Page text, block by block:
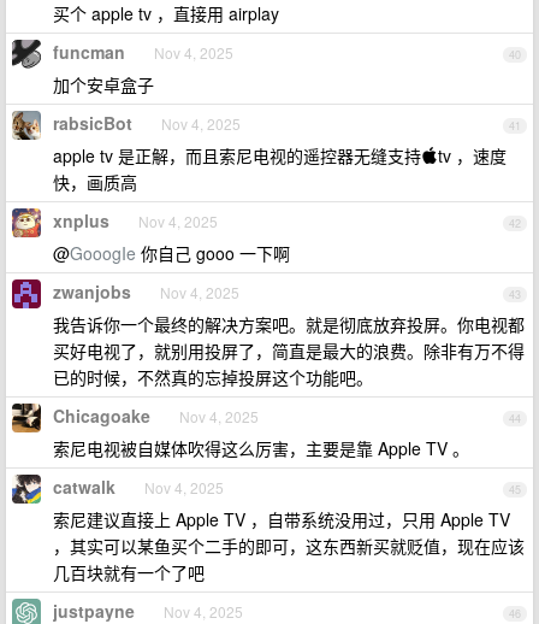
买个 apple tv ，直接用 airplay
40
funcman Nov 4, 2025
加个安卓盒子
41
rabsicBot Nov 4, 2025
apple tv 是正解，而且索尼电视的遥控器无缝支持tv ，速度
快，画质高
42
xnplus Nov 4, 2025
@GooogIe 你自己 gooo 一下啊
43
zwanjobs Nov 4, 2025
我告诉你一个最终的解决方案吧。就是彻底放弃投屏。你电视都
买好电视了，就别用投屏了，简直是最大的浪费。除非有万不得
已的时候，不然真的忘掉投屏这个功能吧。
44
Chicagoake Nov 4, 2025
索尼电视被自媒体吹得这么厉害，主要是靠 Apple TV 。
45
catwalk Nov 4, 2025
索尼建议直接上 Apple TV ，自带系统没用过，只用 Apple TV
，其实可以某鱼买个二手的即可，这东西新买就贬值，现在应该
几百块就有一个了吧
46
justpayne Nov 4, 2025